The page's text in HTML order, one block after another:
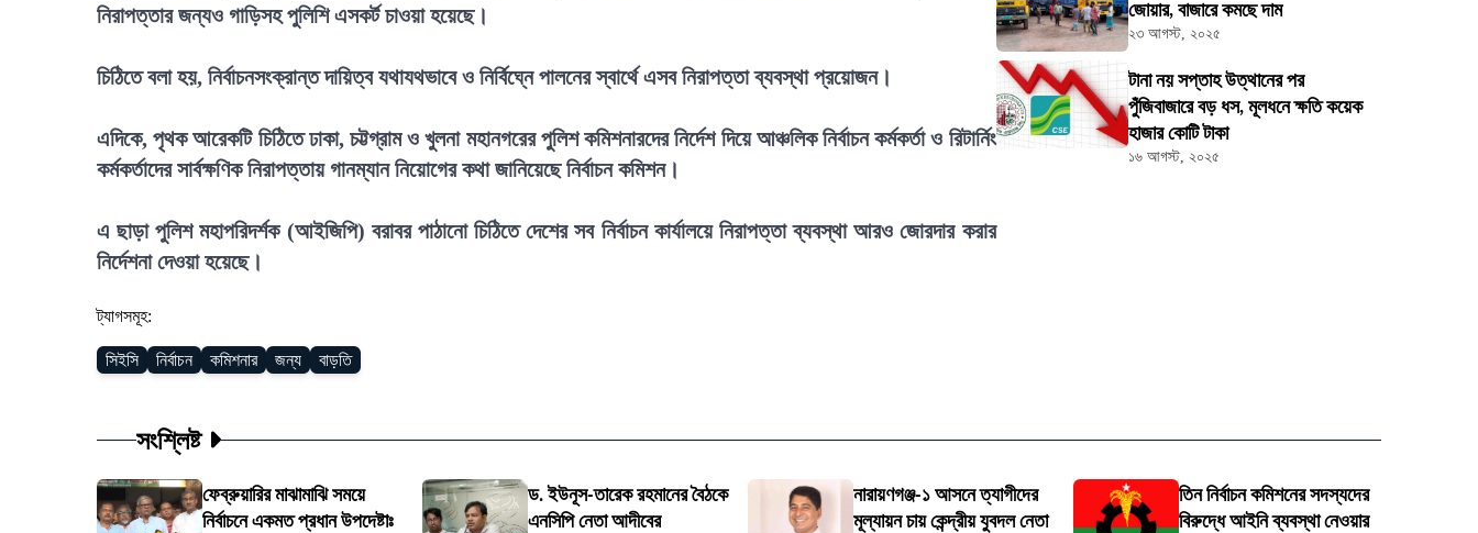
নিরাপত্তার জন্যও গাড়িসহ পুলিশি এসকর্ট চাওয়া হয়েছে।
চিঠিতে বলা হয়, নির্বাচনসংক্রান্ত দায়িত্ব যথাযথভাবে ও নির্বিঘ্নে পালনের স্বার্থে এসব নিরাপত্তা ব্যবস্থা প্রয়োজন।
এদিকে, পৃথক আরেকটি চিঠিতে ঢাকা, চট্টগ্রাম ও খুলনা মহানগরের পুলিশ কমিশনারদের নির্দেশ দিয়ে আঞ্চলিক নির্বাচন কর্মকর্তা ও রিটার্নিং
কর্মকর্তাদের সার্বক্ষণিক নিরাপত্তায় গানম্যান নিয়োগের কথা জানিয়েছে নির্বাচন কমিশন।
এ ছাড়া পুলিশ মহাপরিদর্শক (আইজিপি) বরাবর পাঠানো চিঠিতে দেশের সব নির্বাচন কার্যালয়ে নিরাপত্তা ব্যবস্থা আরও জোরদার করার
নির্দেশনা দেওয়া হয়েছে।
ট্যাগসমূহ:
সিইসি নির্বাচন কমিশনার জন্য বাড়তি
জোয়ার, বাজারে কমছে দাম
২৩ আগস্ট, ২০২৫
টানা নয় সপ্তাহ উত্থানের পর
পুঁজিবাজারে বড় ধস, মূলধনে ক্ষতি কয়েক
হাজার কোটি টাকা
১৬ আগস্ট, ২০২৫
সংশ্লিষ্ট
ফেব্রুয়ারির মাঝামাঝি সময়ে
নির্বাচনে একমত প্রধান উপদেষ্টাঃ
ড. ইউনূস-তারেক রহমানের বৈঠকে
এনসিপি নেতা আদীবের
নারায়ণগঞ্জ-১ আসনে ত্যাগীদের
মূল্যায়ন চায় কেন্দ্রীয় যুবদল নেতা
তিন নির্বাচন কমিশনের সদস্যদের
বিরুদ্ধে আইনি ব্যবস্থা নেওয়ার